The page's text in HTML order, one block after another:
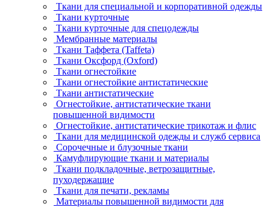
Ткани для специальной и корпоративной одежды
Ткани курточные
Ткани курточные для спецодежды
Мембранные материалы
Ткани Таффета (Taffeta)
Ткани Оксфорд (Oxford)
Ткани огнестойкие
Ткани огнестойкие антистатические
Ткани антистатические
Огнестойкие, антистатические ткани
повышенной видимости
Огнестойкие, антистатические трикотаж и флис
Ткани для медицинской одежды и служб сервиса
Сорочечные и блузочные ткани
Камуфлирующие ткани и материалы
Ткани подкладочные, ветрозащитные,
пуходержащие
Ткани для печати, рекламы
Материалы повышенной видимости для